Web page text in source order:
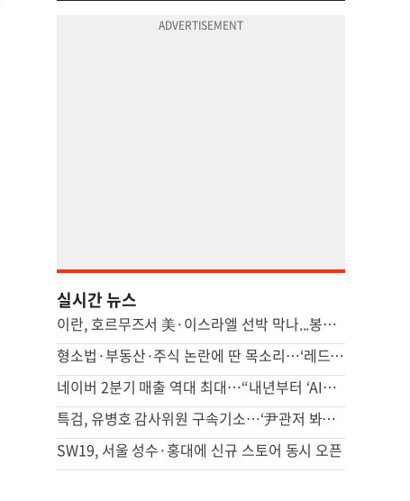
실시간 뉴스
이란, 호르무즈서 美·이스라엘 선박 막나...봉쇄 법안· 검토
형소법·부동산·주식 논란에 딴 목소리…‘레드팀 자처’ 與비주류
네이버 2분기 매출 역대 최대…“내년부터 ‘AI팩토리’ 성과 낼 것”
특검, 유병호 감사위원 구속기소…‘尹관저 봐주기 감사’ 의혹
SW19, 서울 성수·홍대에 신규 스토어 동시 오픈